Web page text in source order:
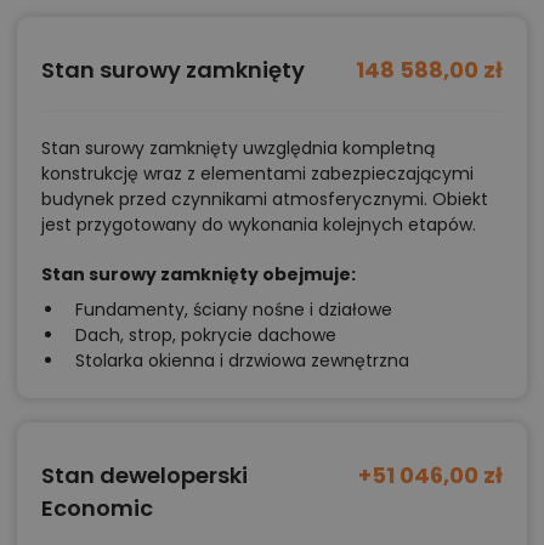
Stan surowy zamknięty 148 588,00 zł
Stan surowy zamknięty uwzględnia kompletną
konstrukcję wraz z elementami zabezpieczającymi
budynek przed czynnikami atmosferycznymi. Obiekt
jest przygotowany do wykonania kolejnych etapów.
Stan surowy zamknięty obejmuje:
Fundamenty, ściany nośne i działowe
Dach, strop, pokrycie dachowe
Stolarka okienna i drzwiowa zewnętrzna
Stan deweloperski
Economic
+51 046,00 zł